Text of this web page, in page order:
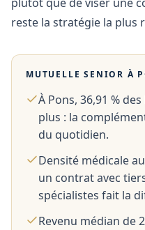
reste la stratégie la plus
MUTUELLE SENIOR À
À Pons, 36,91 %
plus : la
du quotidien.
Densité médicale
un contrat avec
spécialistes fait la
Revenu médian de